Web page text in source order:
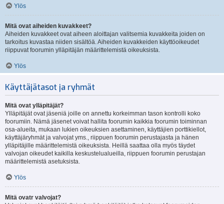
Ylös
Mitä ovat aiheiden kuvakkeet?
Aiheiden kuvakkeet ovat aiheen aloittajan valitsemia kuvakkeita joiden on
tarkoitus kuvastaa niiden sisältöä. Aiheiden kuvakkeiden käyttöoikeudet
riippuvat foorumin ylläpitäjän määrittelemistä oikeuksista.
Ylös
Käyttäjätasot ja ryhmät
Mitä ovat ylläpitäjät?
Ylläpitäjät ovat jäseniä joille on annettu korkeimman tason kontrolli koko
foorumiin. Nämä jäsenet voivat hallita foorumin kaikkia foorumin toiminnan
osa-alueita, mukaan lukien oikeuksien asettaminen, käyttäjien porttikiellot,
käyttäjäryhmät ja valvojat yms., riippuen foorumin perustajasta ja hänen
ylläpitäjille määrittelemistä oikeuksista. Heillä saattaa olla myös täydet
valvojan oikeudet kaikilla keskustelualueilla, riippuen foorumin perustajan
määrittelemistä asetuksista.
Ylös
Mitä ovatr valvojat?